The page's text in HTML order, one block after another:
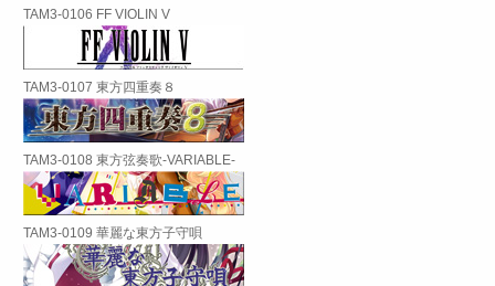
TAM3-0106 FF VIOLIN V
TAM3-0107 東方四重奏８
TAM3-0108 東方弦奏歌-VARIABLE-
TAM3-0109 華麗な東方子守唄